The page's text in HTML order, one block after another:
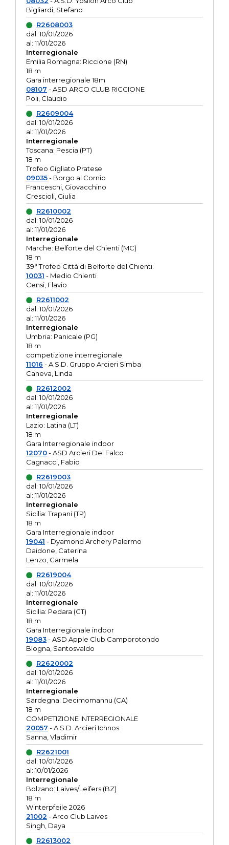
Bigliardi, Stefano
R2608003
dal: 10/01/2026
al: 11/01/2026
Interregionale
Emilia Romagna: Riccione (RN)
18 m
Gara interregionale 18m
08107 - ASD ARCO CLUB RICCIONE
Poli, Claudio
R2609004
dal: 10/01/2026
al: 11/01/2026
Interregionale
Toscana: Pescia (PT)
18 m
Trofeo Gigliato Pratese
09035- Borgo al Cornio
Franceschi, Giovacchino
Crescioli, Giulia
R2610002
dal: 10/01/2026
al: 11/01/2026
Interregionale
Marche: Belforte del Chienti (MC)
18 m
39° Trofeo Città di Belforte del Chienti.
10031 - Medio Chienti
Censi, Flavio
R2611002
dal: 10/01/2026
al: 11/01/2026
Interregionale
Umbria: Panicale (PG)
18 m
competizione interregionale
11016 - A.S.D. Gruppo Arcieri Simba
Caneva, Linda
R2612002
dal: 10/01/2026
al: 11/01/2026
Interregionale
Lazio: Latina (LT)
18 m
Gara Interregionale indoor
12070- ASD Arcieri Del Falco
Cagnacci, Fabio
R2619003
dal: 10/01/2026
al: 11/01/2026
Interregionale
Sicilia: Trapani (TP)
18 m
Gara Interregionale indoor
19041 - Dyamond Archery Palermo
Daidone, Caterina
Lenzo, Carmela
R2619004
dal: 10/01/2026
al: 11/01/2026
Interregionale
Sicilia: Pedara (CT)
18 m
Gara Interregionale indoor
19083- ASD Apple Club Camporotondo
Blogna, Santosvaldo
R2620002
dal: 10/01/2026
al: 11/01/2026
Interregionale
Sardegna: Decimomannu (CA)
18 m
COMPETIZIONE INTERREGIONALE
20057 - A.S.D. Arcieri Ichnos
Sanna, Vladimir
R2621001
dal: 10/01/2026
al: 10/01/2026
Interregionale
Bolzano: Laives/Leifers (BZ)
18 m
Winterpfeile 2026
21002 - Arco Club Laives
Singh, Daya
R2613002